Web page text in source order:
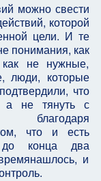
можно свести
которой
цели. И те
понимания, как
не нужные,
люди, которые
что
а не тянуть с
благодаря
что и есть
до конца два
и